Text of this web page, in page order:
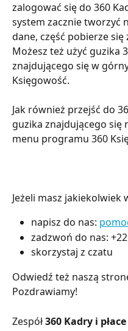
zalogować się do 360
system zacznie tworzyć
dane, część pobierze się
Możesz też użyć guzika
znajdującego się w
Księgowość.
Jak również przejść do
guzika znajdującego się
menu programu 360
Jeżeli masz jakiekolwiek
napisz do nas:
zadzwoń do nas:
skorzystaj z czatu
Odwiedź też naszą
Pozdrawiamy!
Zespół360 Kadry i płace